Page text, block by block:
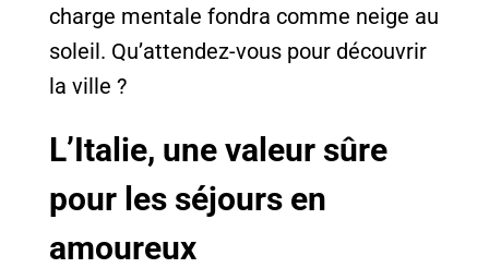
charge mentale fondra comme neige au
soleil. Qu’attendez-vous pour découvrir
la ville ?
L’Italie, une valeur sûre
pour les séjours en
amoureux